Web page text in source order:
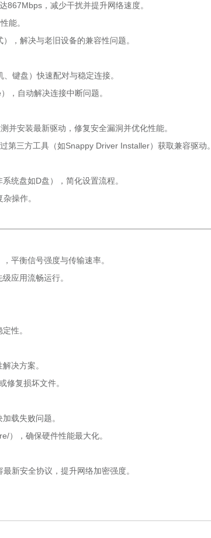
867Mbps，减少干扰并提升网络速度。
能。
，解决与老旧设备的兼容性问题。
键盘）快速配对与稳定连接。
，自动解决连接中断问题。
并安装最新驱动，修复安全漏洞并优化性能。
三方工具（如Snappy Driver Installer）获取兼容驱动。
统盘如D盘），简化设置流程。
操作。
平衡信号强度与传输速率。
应用流畅运行。
性。
决方案。
修复损坏文件。
载失败问题。
），确保硬件性能最大化。
新安全协议，提升网络加密强度。